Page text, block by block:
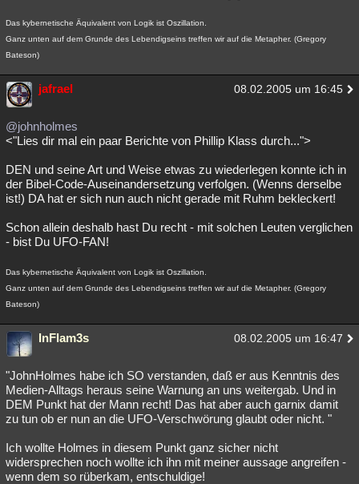
Das kybernetische Äquivalent von Logik ist Oszillation.
Ganz unten auf dem Grunde des Lebendigseins treffen wir auf die Metapher. (Gregory
Bateson)
jafrael 08.02.2005 um 16:45
@johnholmes
<"Lies dir mal ein paar Berichte von Phillip Klass durch...">
DEN und seine Art und Weise etwas zu wiederlegen konnte ich in
der Bibel-Code-Auseinandersetzung verfolgen. (Wenns derselbe
ist!) DA hat er sich nun auch nicht gerade mit Ruhm bekleckert!
Schon allein deshalb hast Du recht - mit solchen Leuten verglichen
- bist Du UFO-FAN!
Das kybernetische Äquivalent von Logik ist Oszillation.
Ganz unten auf dem Grunde des Lebendigseins treffen wir auf die Metapher. (Gregory
Bateson)
InFlam3s 08.02.2005 um 16:47
"JohnHolmes habe ich SO verstanden, daß er aus Kenntnis des
Medien-Alltags heraus seine Warnung an uns weitergab. Und in
DEM Punkt hat der Mann recht! Das hat aber auch garnix damit
zu tun ob er nun an die UFO-Verschwörung glaubt oder nicht. "
Ich wollte Holmes in diesem Punkt ganz sicher nicht
widersprechen noch wollte ich ihn mit meiner aussage angreifen -
wenn dem so rüberkam, entschuldige!